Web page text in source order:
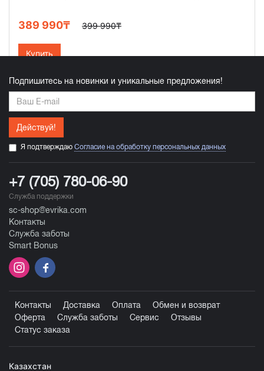
389 990₸ 399 990₸
Купить
Подпишитесь на новинки и уникальные предложения!
Действуй!
Я подтверждаю Согласие на обработку персональных данных
+7 (705) 780-06-90
Служба поддержки
sc-shop@evrika.com
Контакты
Служба заботы
Smart Bonus
Контакты Доставка Оплата
Обмен и возврат
Оферта
Служба заботы Сервис
Отзывы
Статус заказа
Казахстан